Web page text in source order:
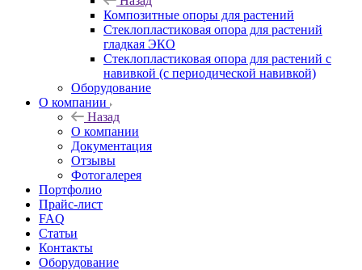
Композитные опоры для растений
Стеклопластиковая опора для растений
гладкая ЭКО
Стеклопластиковая опора для растений с
навивкой (с периодической навивкой)
Оборудование
О компании
Назад
О компании
Документация
Отзывы
Фотогалерея
Портфолио
Прайс-лист
FAQ
Статьи
Контакты
Оборудование